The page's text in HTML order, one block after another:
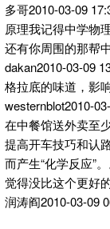
多哥2010-03-09
原理我记得中学物
还有你周围的那帮
dakan2010-03-09
格拉底的味道，影
westernblot2010-
在中餐馆送外卖至
提高开车技巧和认
而产生“化学反应”
觉得没比这个更好
润涛阎2010-03-09